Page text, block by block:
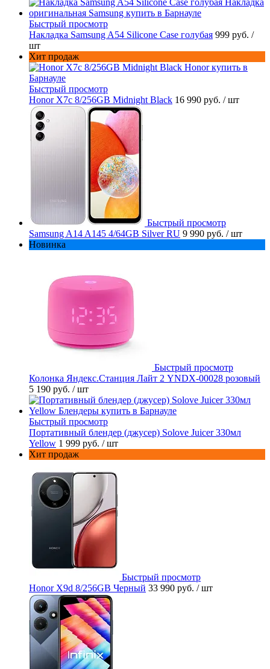
Быстрый просмотр
Накладка Samsung A54 Silicone Case голубая 999 руб. /
шт
Хит продаж
Быстрый просмотр
Honor X7c 8/256GB Midnight Black 16 990 руб. / шт
Быстрый просмотр
Samsung A14 A145 4/64GB Silver RU 9 990 руб. / шт
Новинка
Быстрый просмотр
Колонка Яндекс.Станция Лайт 2 YNDX-00028 розовый
5 190 руб. / шт
Быстрый просмотр
Портативный блендер (джусер) Solove Juicer 330мл
Yellow 1 999 руб. / шт
Хит продаж
Быстрый просмотр
Honor X9d 8/256GB Черный 33 990 руб. / шт